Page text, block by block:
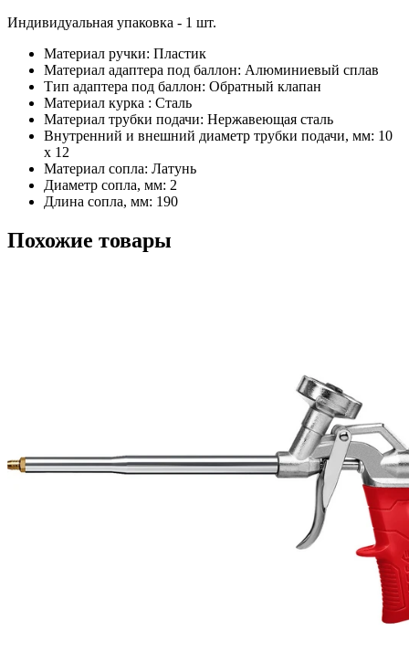
Индивидуальная упаковка - 1 шт.
Материал ручки: Пластик
Материал адаптера под баллон: Алюминиевый сплав
Тип адаптера под баллон: Обратный клапан
Материал курка : Сталь
Материал трубки подачи: Нержавеющая сталь
Внутренний и внешний диаметр трубки подачи, мм: 10
х 12
Материал сопла: Латунь
Диаметр сопла, мм: 2
Длина сопла, мм: 190
Похожие товары